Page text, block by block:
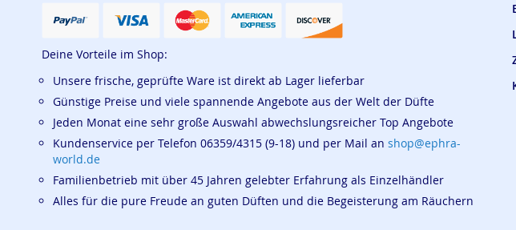
Deine Vorteile im Shop:
Unsere frische, geprüfte Ware ist direkt ab Lager lieferbar
Günstige Preise und viele spannende Angebote aus der Welt der Düfte
Jeden Monat eine sehr große Auswahl abwechslungsreicher Top Angebote
Kundenservice per Telefon 06359/4315 (9-18) und per Mail an shop@ephra-
world.de
Familienbetrieb mit über 45 Jahren gelebter Erfahrung als Einzelhändler
Alles für die pure Freude an guten Düften und die Begeisterung am Räuchern